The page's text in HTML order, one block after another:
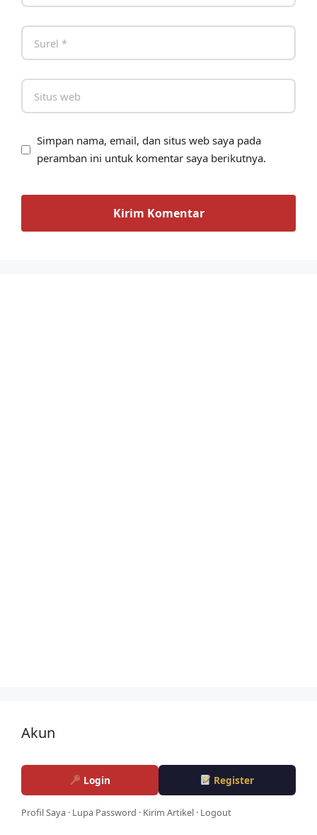
Simpan nama, email, dan situs web saya pada
peramban ini untuk komentar saya berikutnya.
Akun
Login Register
Profil Saya · Lupa Password · Kirim Artikel · Logout